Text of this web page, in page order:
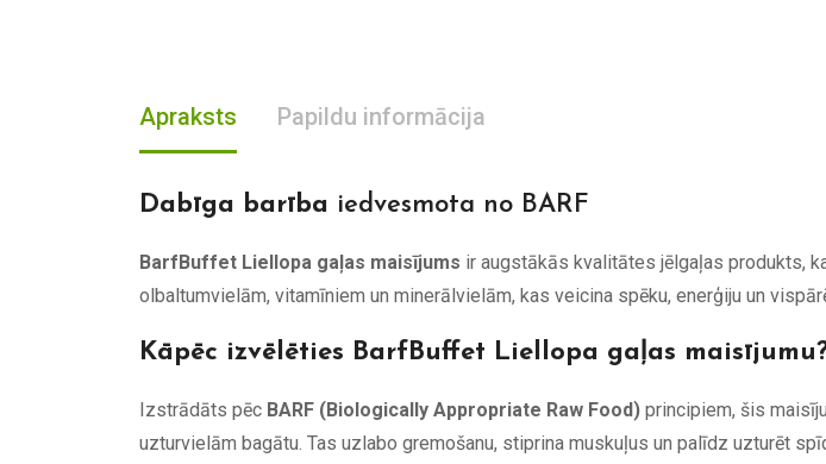
Apraksts Papildu informācija
Dabīga barība iedvesmota no BARF
BarfBuffet Liellopa gaļas maisījums ir augstākās kvalitātes jēlgaļas produkts,
olbaltumvielām, vitamīniem un minerālvielām, kas veicina spēku, enerģiju un
Kāpēc izvēlēties BarfBuffet Liellopa gaļas
Izstrādāts pēc BARF (Biologically Appropriate Raw Food) principiem, šis
uzturvielām bagātu. Tas uzlabo gremošanu, stiprina muskuļus un palīdz uzturēt